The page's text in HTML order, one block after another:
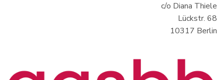
c/o Diana Thiele
Lückstr. 68
10317 Berlin